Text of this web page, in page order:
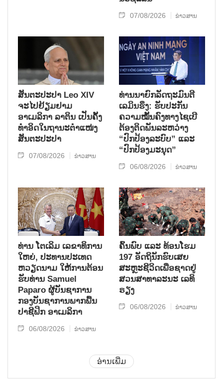
07/08/2026 ຂ່າວສານ
ສັນຕະປະປາ Leo XIV
ຈະໄປຢ້ຽມຢາມ
ອາເມລິກາ ລາຕິນ ເປັນຄັ້ງ
ທຳອິດໃນຖານະຕຳແໜ່ງ
ສັນຕະປະປາ
07/08/2026 ຂ່າວສານ
ທ່ານນາຍົກລັດຖະມົນຕີ
ເລມິນຮຶງ: ຮັບປະກັນ
ຄວາມໝັ້ນຄົງທາງໄຊເບີ
ຕ້ອງຕິດພັນລະຫວ່າງ
“ປົກປ້ອງລະບົບ” ແລະ
“ປົກປ້ອງມະນຸດ”
06/08/2026 ຂ່າວສານ
ທ່ານ ໂຕ​ເລິມ ເລ​ຂາ​ທິ​ການ​
ໃຫຍ່, ປະ​ທານ​ປະ​ເທດ ​
ຫວຽດ​ນາມ ໃຫ້​ການ​ຕ້ອນ​
ຮັບ​ທ່ານ Samuel
Paparo ຜູ້​ບັນ​ຊາ​ການ
ກອງ​ບັນ​ຊາ​ການພາກ​ພື້ນ​
ປາ​ຊີ​ຟິກ ອາ​ເມ​ລິ​ກາ
06/08/2026 ຂ່າວສານ
ຄົ້ນ​ພົບ ແລະ ທ້ອນ​ໂຮມ
197 ອັດ​ຖິ​ນັກ​ຮົບ​ເສຍ​
ສະຫຼະ​ຊີ​ວິດ​ເພື່ອ​ຊາດ​ຢູ່​
ສວນ​ສາ​ທາ​ລະ​ນະ ເລ​ທິ​
ຣຽງ
06/08/2026 ຂ່າວສານ
ອ່ານເພີ່ມ